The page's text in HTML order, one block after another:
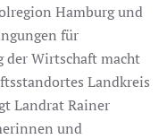
Hamburg und
für
der Wirtschaft macht
Landkreis
Landrat Rainer
und